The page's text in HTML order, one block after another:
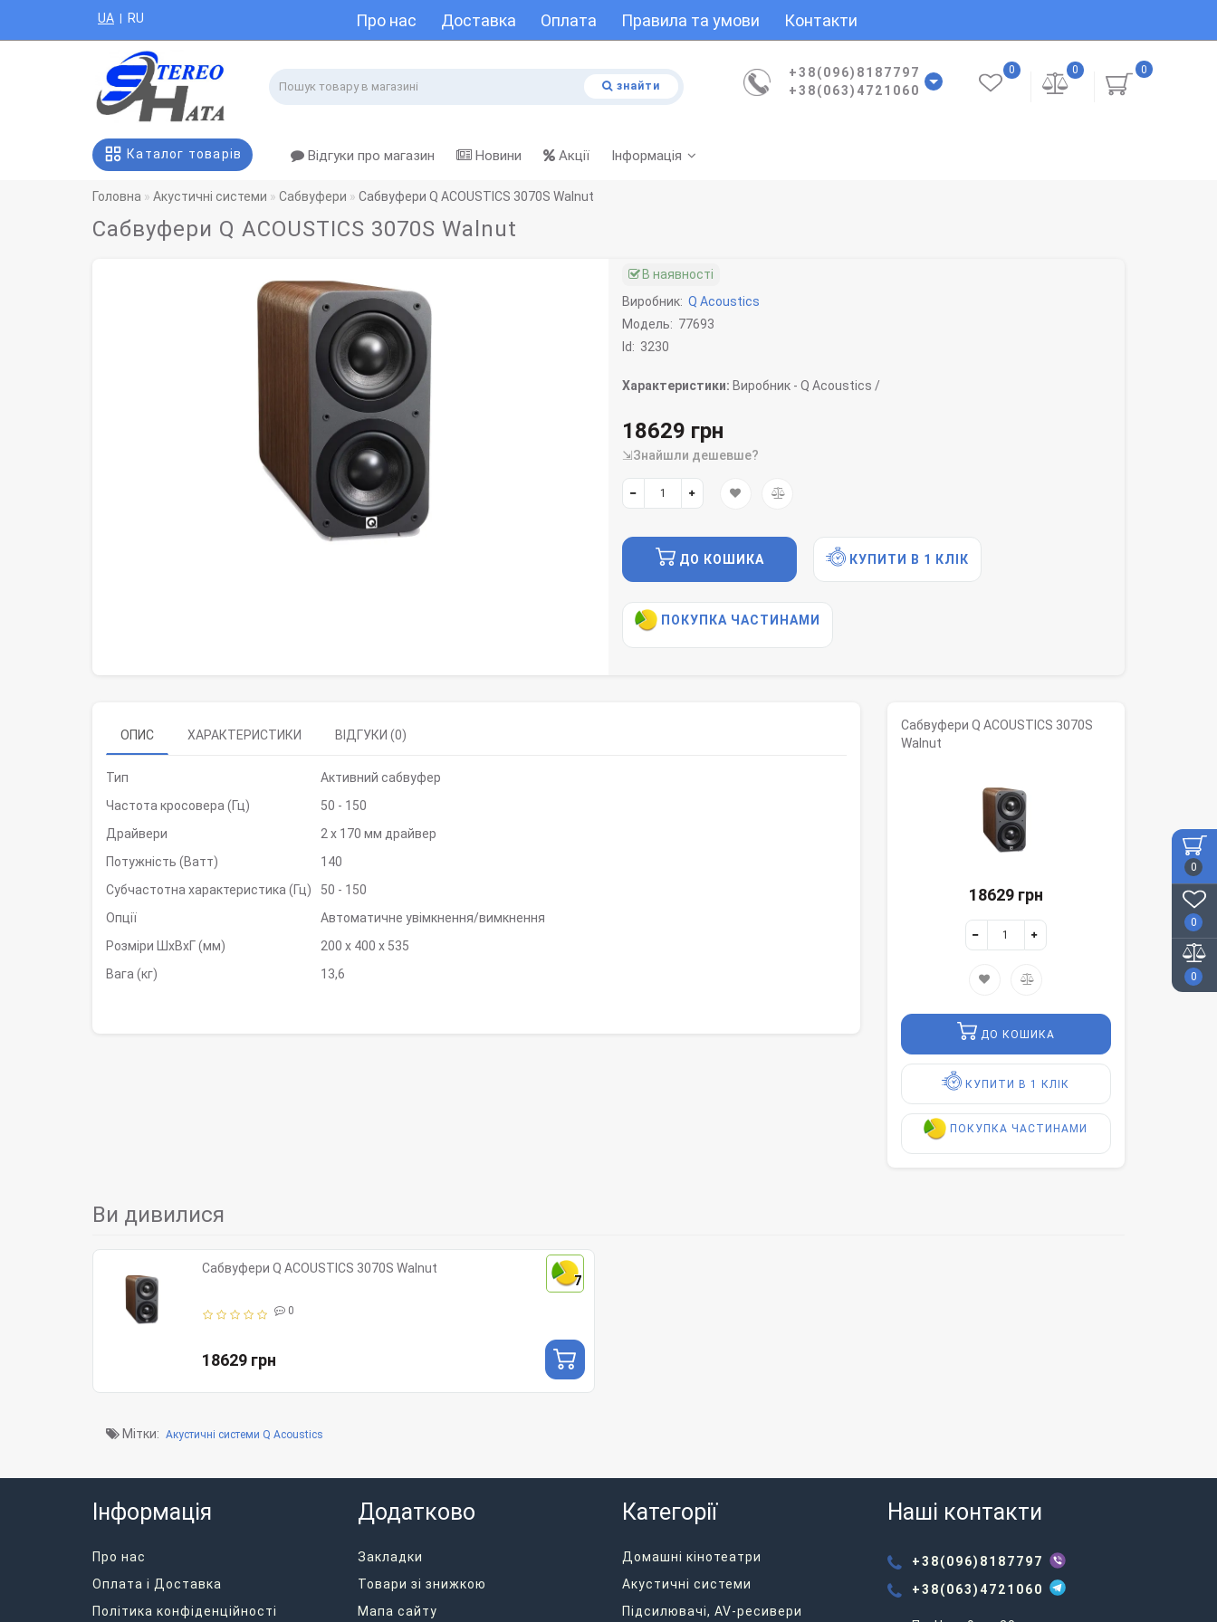
0
0
0
Про нас Доставка Оплата Правила та умови Контакти
UA | RU
знайти
+38(096)8187797
+38(063)4721060
0
0
0
Каталог товарів Відгуки про магазин Новини Акції Інформація
Головна Акустичні системи Сабвуфери Сабвуфери Q ACOUSTICS 3070S Walnut
Сабвуфери Q ACOUSTICS 3070S Walnut
В наявності
Виробник: Q Acoustics
Модель: 77693
Id: 3230
Характеристики: Виробник - Q Acoustics /
18629 грн
⇲Знайшли дешевше?
ДО КОШИКА КУПИТИ В 1 КЛІК
ПОКУПКА ЧАСТИНАМИ
ОПИС ХАРАКТЕРИСТИКИ ВІДГУКИ (0)
Тип
Активний сабвуфер
Частота кросовера (Гц)
50 - 150
Драйвери
2 х 170 мм драйвер
Потужність (Ватт)
140
Субчастотна характеристика (Гц)
50 - 150
Опції
Автоматичне увімкнення/вимкнення
Розміри ШхВхГ (мм)
200 х 400 х 535
Вага (кг)
13,6
Сабвуфери Q ACOUSTICS 3070S
Walnut
18629 грн
ДО КОШИКА
КУПИТИ В 1 КЛІК
ПОКУПКА ЧАСТИНАМИ
Ви дивилися
7
Сабвуфери Q ACOUSTICS 3070S Walnut
0
18629 грн
Мітки: Акустичні системи Q Acoustics
Інформація
Про нас
Оплата і Доставка
Політика конфіденційності
Додатково
Закладки
Товари зі знижкою
Мапа сайту
Категорії
Домашні кінотеатри
Акустичні системи
Підсилювачі, AV-ресивери
Наші контакти
+38(096)8187797
+38(063)4721060